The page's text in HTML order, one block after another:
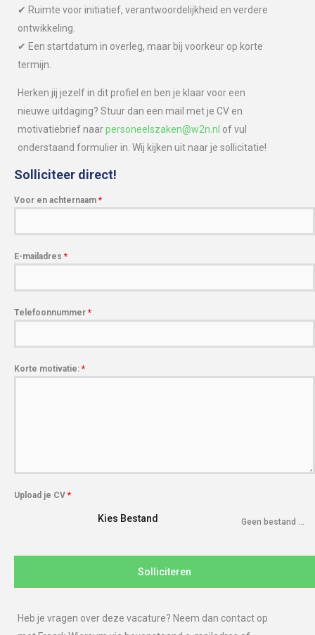
✔ Ruimte voor initiatief, verantwoordelijkheid en verdere
ontwikkeling.
✔ Een startdatum in overleg, maar bij voorkeur op korte
termijn.
Herken jij jezelf in dit profiel en ben je klaar voor een
nieuwe uitdaging? Stuur dan een mail met je CV en
motivatiebrief naarpersoneelszaken@w2n.nl of vul
onderstaand formulier in. Wij kijken uit naar je sollicitatie!
Solliciteer direct!
Voor en achternaam *
E-mailadres *
Telefoonnummer *
Korte motivatie: *
Upload je CV *
Kies Bestand Geen bestand gekozen
Solliciteren
Heb je vragen over deze vacature? Neem dan contact op